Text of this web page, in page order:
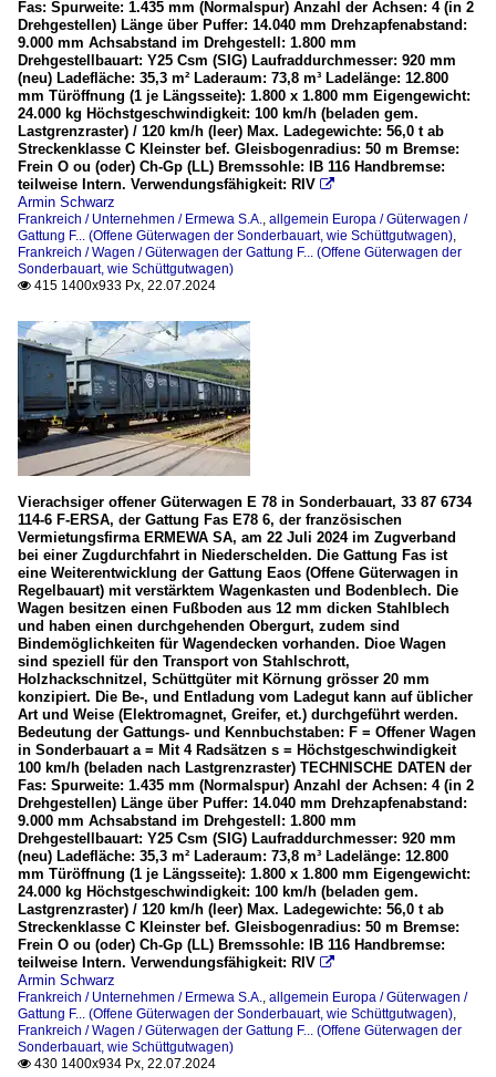
Fas: Spurweite: 1.435 mm (Normalspur) Anzahl der Achsen: 4 (in 2
Drehgestellen) Länge über Puffer: 14.040 mm Drehzapfenabstand:
9.000 mm Achsabstand im Drehgestell: 1.800 mm
Drehgestellbauart: Y25 Csm (SIG) Laufraddurchmesser: 920 mm
(neu) Ladefläche: 35,3 m² Laderaum: 73,8 m³ Ladelänge: 12.800
mm Türöffnung (1 je Längsseite): 1.800 x 1.800 mm Eigengewicht:
24.000 kg Höchstgeschwindigkeit: 100 km/h (beladen gem.
Lastgrenzraster) / 120 km/h (leer) Max. Ladegewichte: 56,0 t ab
Streckenklasse C Kleinster bef. Gleisbogenradius: 50 m Bremse:
Frein O ou (oder) Ch-Gp (LL) Bremssohle: IB 116 Handbremse:
teilweise Intern. Verwendungsfähigkeit: RIV 
Armin Schwarz
Frankreich / Unternehmen / Ermewa S.A., allgemein Europa / Güterwagen /
Gattung F... (Offene Güterwagen der Sonderbauart, wie Schüttgutwagen),
Frankreich / Wagen / Güterwagen der Gattung F... (Offene Güterwagen der
Sonderbauart, wie Schüttgutwagen)
 415 1400x933 Px, 22.07.2024
Vierachsiger offener Güterwagen E 78 in Sonderbauart, 33 87 6734
114-6 F-ERSA, der Gattung Fas E78 6, der französischen
Vermietungsfirma ERMEWA SA, am 22 Juli 2024 im Zugverband
bei einer Zugdurchfahrt in Niederschelden. Die Gattung Fas ist
eine Weiterentwicklung der Gattung Eaos (Offene Güterwagen in
Regelbauart) mit verstärktem Wagenkasten und Bodenblech. Die
Wagen besitzen einen Fußboden aus 12 mm dicken Stahlblech
und haben einen durchgehenden Obergurt, zudem sind
Bindemöglichkeiten für Wagendecken vorhanden. Dioe Wagen
sind speziell für den Transport von Stahlschrott,
Holzhackschnitzel, Schüttgüter mit Körnung grösser 20 mm
konzipiert. Die Be-, und Entladung vom Ladegut kann auf üblicher
Art und Weise (Elektromagnet, Greifer, et.) durchgeführt werden.
Bedeutung der Gattungs- und Kennbuchstaben: F = Offener Wagen
in Sonderbauart a = Mit 4 Radsätzen s = Höchstgeschwindigkeit
100 km/h (beladen nach Lastgrenzraster) TECHNISCHE DATEN der
Fas: Spurweite: 1.435 mm (Normalspur) Anzahl der Achsen: 4 (in 2
Drehgestellen) Länge über Puffer: 14.040 mm Drehzapfenabstand:
9.000 mm Achsabstand im Drehgestell: 1.800 mm
Drehgestellbauart: Y25 Csm (SIG) Laufraddurchmesser: 920 mm
(neu) Ladefläche: 35,3 m² Laderaum: 73,8 m³ Ladelänge: 12.800
mm Türöffnung (1 je Längsseite): 1.800 x 1.800 mm Eigengewicht:
24.000 kg Höchstgeschwindigkeit: 100 km/h (beladen gem.
Lastgrenzraster) / 120 km/h (leer) Max. Ladegewichte: 56,0 t ab
Streckenklasse C Kleinster bef. Gleisbogenradius: 50 m Bremse:
Frein O ou (oder) Ch-Gp (LL) Bremssohle: IB 116 Handbremse:
teilweise Intern. Verwendungsfähigkeit: RIV 
Armin Schwarz
Frankreich / Unternehmen / Ermewa S.A., allgemein Europa / Güterwagen /
Gattung F... (Offene Güterwagen der Sonderbauart, wie Schüttgutwagen),
Frankreich / Wagen / Güterwagen der Gattung F... (Offene Güterwagen der
Sonderbauart, wie Schüttgutwagen)
 430 1400x934 Px, 22.07.2024